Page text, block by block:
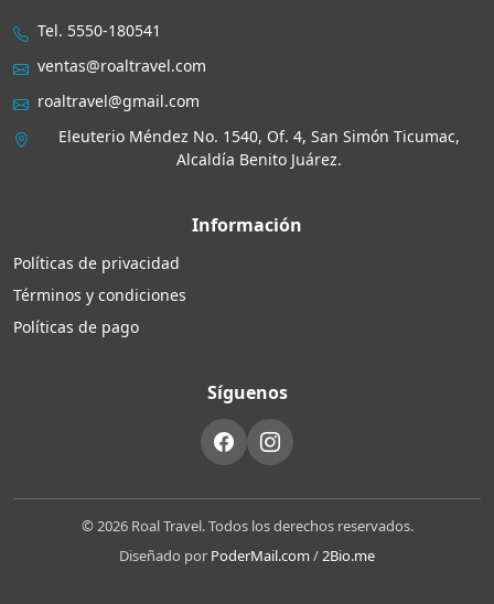
Tel. 5550-180541
ventas@roaltravel.com
roaltravel@gmail.com
Eleuterio Méndez No. 1540, Of. 4, San Simón Ticumac,
Alcaldía Benito Juárez.
Información
Políticas de privacidad
Términos y condiciones
Políticas de pago
Síguenos
© 2026 Roal Travel. Todos los derechos reservados.
Diseñado por PoderMail.com /2Bio.me